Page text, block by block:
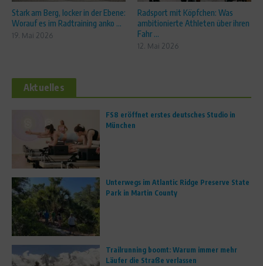
Stark am Berg, locker in der Ebene:
Worauf es im Radtraining anko ...
19. Mai 2026
Radsport mit Köpfchen: Was
ambitionierte Athleten über ihren
Fahr ...
12. Mai 2026
Aktuelles
FS8 eröffnet erstes deutsches Studio in
München
Unterwegs im Atlantic Ridge Preserve State
Park in Martin County
Trailrunning boomt: Warum immer mehr
Läufer die Straße verlassen